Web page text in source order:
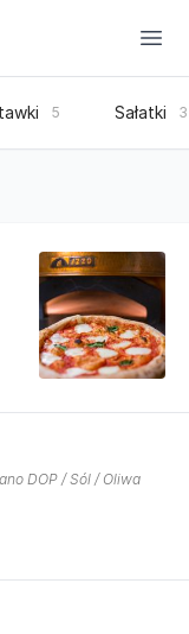
5 Sałatki 3
DOP / Sól / Oliwa